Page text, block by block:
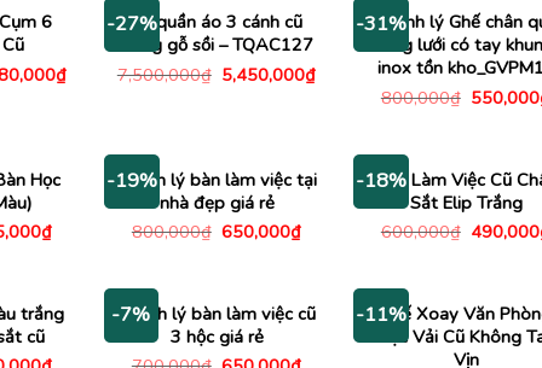
950,000₫.
6
₫Giá
-27%Tủ quần áo 3 cánh cũ
bằng gỗ sồi – TQAC127
7,500,000₫ Giá
gốc
5,450,000₫Giá
-31%
Thanh lý Ghế chân
lưng lưới có tay
inox tồn
800,000₫ Giá
550,000
Học
₫Giá
395,000₫.
-19%
Thanh lý bàn làm việc tại
nhà đẹp giá rẻ
800,000₫ Giá
650,000₫Giá
650,000₫.
-18%
Bàn Làm Việc Cũ
Sắt Elip Trắng
600,000₫ Giá
490,000
trắng
cũ
-7%
Thanh lý bàn làm việc cũ
3 hộc giá rẻ
-11%Ghế Xoay Văn
Bọc Vải Cũ Không
Vịn